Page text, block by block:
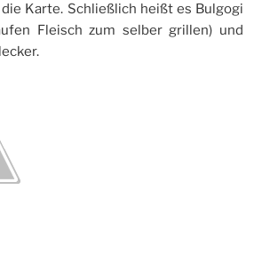
Karte. Schließlich heißt es Bulgogi
Fleisch zum selber grillen) und